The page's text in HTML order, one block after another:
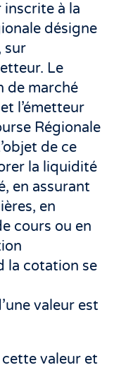
inscrite à la
désigne
sur
Le
de marché
l’émetteur
Régionale
de ce
la liquidité
en assurant
en
cours ou en
la cotation se
valeur est
valeur et